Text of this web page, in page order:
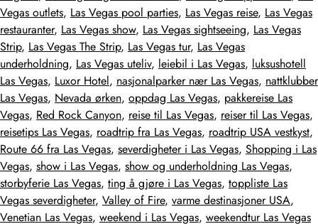
Vegas outlets, Las Vegas pool parties, Las Vegas reise, Las Vegas
restauranter, Las Vegas show, Las Vegas sightseeing, Las Vegas
Strip, Las Vegas The Strip, Las Vegas tur, Las Vegas
underholdning, Las Vegas uteliv, leiebil i Las Vegas, luksushotell
Las Vegas, Luxor Hotel, nasjonalparker nær Las Vegas, nattklubber
Las Vegas, Nevada ørken, oppdag Las Vegas, pakkereise Las
Vegas, Red Rock Canyon, reise til Las Vegas, reiser til Las Vegas,
reisetips Las Vegas, roadtrip fra Las Vegas, roadtrip USA vestkyst,
Route 66 fra Las Vegas, severdigheter i Las Vegas, Shopping i Las
Vegas, show i Las Vegas, show og underholdning Las Vegas,
storbyferie Las Vegas, ting å gjøre i Las Vegas, toppliste Las
Vegas severdigheter, Valley of Fire, varme destinasjoner USA,
Venetian Las Vegas, weekend i Las Vegas, weekendtur Las Vegas